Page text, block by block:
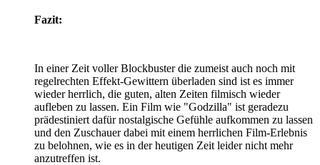
Fazit:
In einer Zeit voller Blockbuster die zumeist auch noch mit
regelrechten Effekt-Gewittern überladen sind ist es immer
wieder herrlich, die guten, alten Zeiten filmisch wieder
aufleben zu lassen. Ein Film wie "Godzilla" ist geradezu
prädestiniert dafür nostalgische Gefühle aufkommen zu lassen
und den Zuschauer dabei mit einem herrlichen Film-Erlebnis
zu belohnen, wie es in der heutigen Zeit leider nicht mehr
anzutreffen ist.